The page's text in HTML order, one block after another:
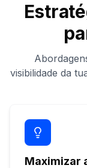
visibilidade da
Maximizar